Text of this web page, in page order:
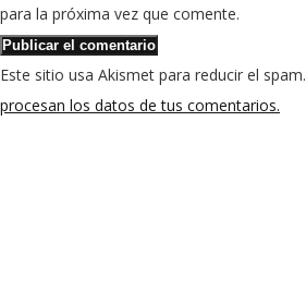
para la próxima vez que comente.
Este sitio usa Akismet para reducir el spam.
procesan los datos de tus comentarios.